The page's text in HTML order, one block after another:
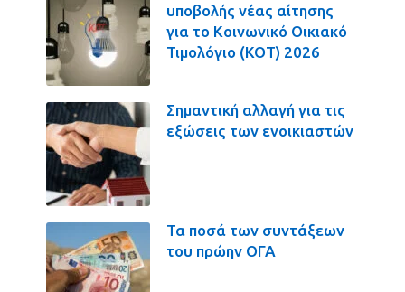
υποβολής νέας αίτησης
για το Κοινωνικό Οικιακό
Τιμολόγιο (ΚΟΤ) 2026
Σημαντική αλλαγή για τις
εξώσεις των ενοικιαστών
Τα ποσά των συντάξεων
του πρώην ΟΓΑ